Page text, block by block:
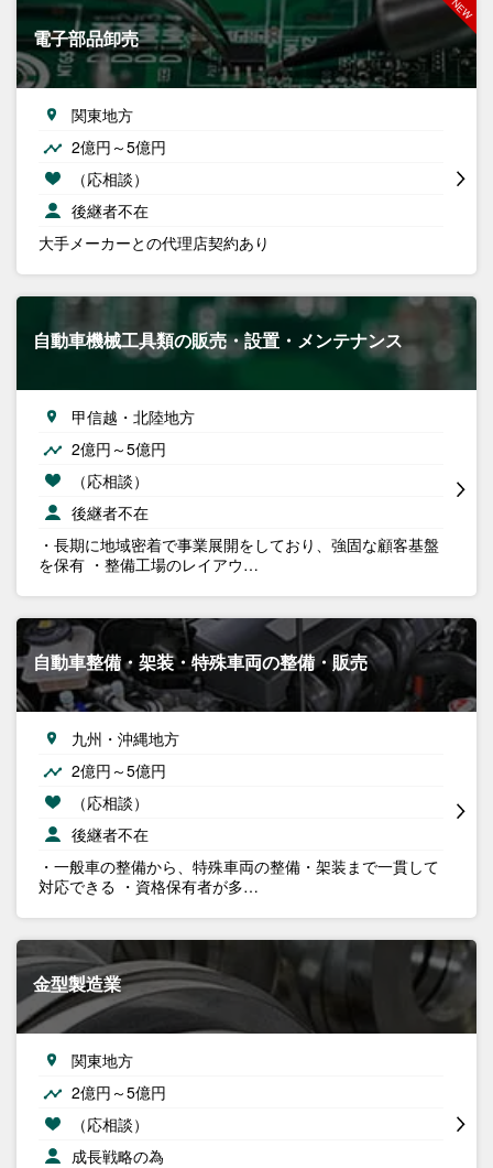
電子部品卸売
関東地方
2億円～5億円
（応相談）
後継者不在
大手メーカーとの代理店契約あり
自動車機械工具類の販売・設置・メンテナンス
甲信越・北陸地方
2億円～5億円
（応相談）
後継者不在
・長期に地域密着で事業展開をしており、強固な顧客基盤
を保有 ・整備工場のレイアウ…
自動車整備・架装・特殊車両の整備・販売
九州・沖縄地方
2億円～5億円
（応相談）
後継者不在
・一般車の整備から、特殊車両の整備・架装まで一貫して
対応できる ・資格保有者が多…
金型製造業
関東地方
2億円～5億円
（応相談）
成長戦略の為